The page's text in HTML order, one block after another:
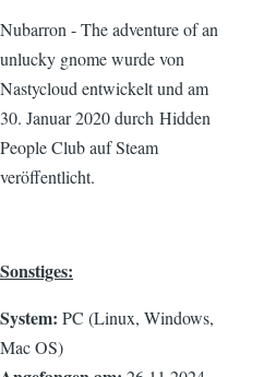
Nubarron - The adventure of an
unlucky gnome wurde von
Nastycloud entwickelt und am
30. Januar 2020 durch Hidden
People Club auf Steam
veröffentlicht.
Sonstiges:
System: PC (Linux, Windows,
Mac OS)